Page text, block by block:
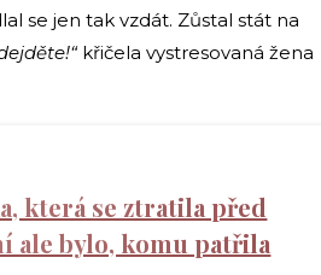
se jen tak vzdát. Zůstal stát na
křičela vystresovaná žena
která se ztratila před
ale bylo, komu patřila